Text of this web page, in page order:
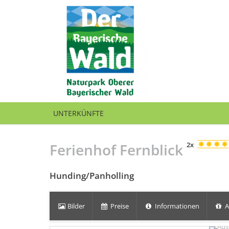
UNTERKÜNFTE
Ferienhof Fernblick 2x
Hunding/Panholling
Bilder Preise Informationen